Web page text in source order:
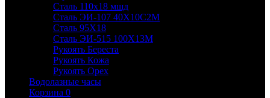
Сталь 110х18 мшд
Сталь ЭИ-107 40Х10С2М
Сталь 95Х18
Сталь ЭИ-515 100Х13М
Рукоять Береста
Рукоять Кожа
Рукоять Орех
Водолазные часы
Корзина 0